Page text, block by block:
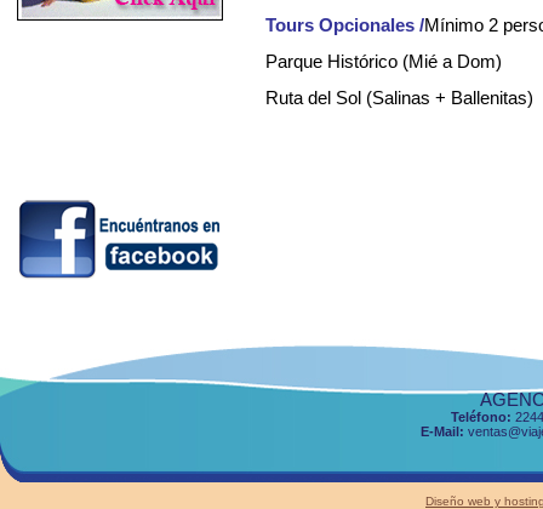
Tours Opcionales /Mínimo 2
Parque Histórico (Mié a Dom)
Ruta del Sol (Salinas + Ballenitas)
Teléfono:
E-Mail:
Diseño web y